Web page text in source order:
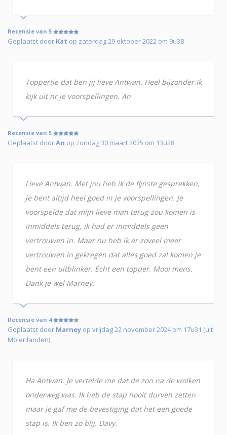
Recensie van 5
Geplaatst door Kat op zaterdag 29 oktober 2022 om 9u38
Toppertje dat ben jij lieve Antwan. Heel bijzonder.Ik
kijk uit nr je voorspellingen. An
Recensie van 5
Geplaatst doorAn op zondag 30 maart 2025 om 13u28
Lieve Antwan. Met jou heb ik de fijnste gesprekken,
je bent altijd heel goed in je voorspellingen. Je
voorspelde dat mijn lieve man terug zou komen is
inmiddels terug, ik had er inmiddels geen
vertrouwen in. Maar nu heb ik er zoveel meer
vertrouwen in gekregen dat alles goed zal komen je
bent een uitblinker. Echt een topper. Mooi mens.
Dank je wel Marney.
Recensie van 4
Geplaatst door Marney op vrijdag 22 november 2024 om 17u31 (uit
Molenlanden)
Ha Antwan. Je vertelde me dat de zon na de wolken
onderweg was. Ik heb de stap nooit durven zetten
maar je gaf me de bevestiging dat het een goede
stap is. Ik ben zo blij. Davy.